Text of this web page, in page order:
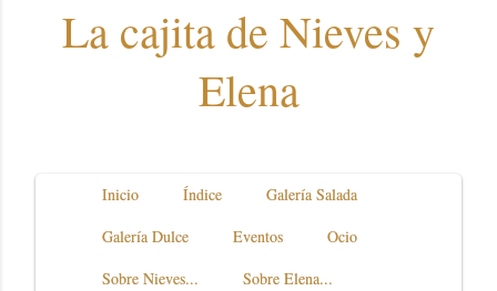
La cajita de Nieves y
Elena
Inicio Índice
Galería Salada
Galería Dulce
Eventos
Ocio
Sobre Nieves...
Sobre Elena...